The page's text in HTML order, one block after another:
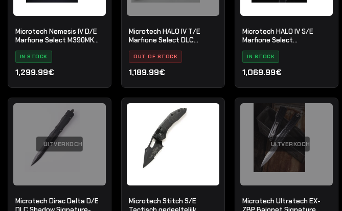
Microtech Nemesis IV D/E
Marfione Select M390MK
Stonewash
IN STOCK
1,299.99€
Microtech HALO IV T/E
Marfione Select DLC
Apocalyptic
OUT OF STOCK
1,189.99€
Microtech HALO IV S/E
Marfione Select
Stonewash
IN STOCK
1,069.99€
UITVERKOCHT
Microtech Dirac Delta D/E
Microtech Stitch S/E
UITVERKOCHT
Microtech Ultratech EX-